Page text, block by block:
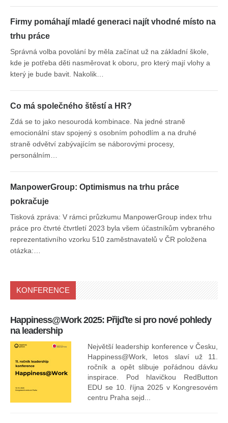
Firmy pomáhají mladé generaci najít vhodné místo na
trhu práce
Správná volba povolání by měla začínat už na základní škole,
kde je potřeba děti nasměrovat k oboru, pro který mají vlohy a
který je bude bavit. Nakolik…
Co má společného štěstí a HR?
Zdá se to jako nesourodá kombinace. Na jedné straně
emocionální stav spojený s osobním pohodlím a na druhé
straně odvětví zabývajícím se náborovými procesy,
personálním…
ManpowerGroup: Optimismus na trhu práce
pokračuje
Tisková zpráva: V rámci průzkumu ManpowerGroup index trhu
práce pro čtvrté čtvrtletí 2023 byla všem účastníkům vybraného
reprezentativního vzorku 510 zaměstnavatelů v ČR položena
otázka:…
KONFERENCE
Happiness@Work 2025: Přijďte si pro nové pohledy
na leadership
Největší leadership konference v Česku,
Happiness@Work, letos slaví už 11.
ročník a opět slibuje pořádnou dávku
inspirace. Pod hlavičkou RedButton
EDU se 10. října 2025 v Kongresovém
centru Praha sejd...